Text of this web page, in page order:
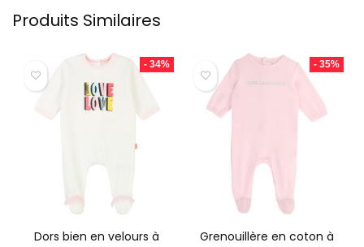
Produits Similaires
- 34%
Dors bien en velours à
- 35%
Grenouillère en coton à